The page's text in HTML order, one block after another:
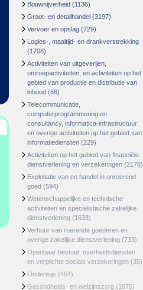
Bouwnijverheid (1136)
Groot- en detailhandel (3197)
Vervoer en opslag (729)
Logies-, maaltijd- en drankverstrekking
(1708)
Activiteiten van uitgeverijen,
omroepactiviteiten, en activiteiten op het
gebied van productie en distributie van
inhoud (66)
Telecommunicatie,
computerprogrammering en
consultancy, informatica-infrastructuur
en overige activiteiten op het gebied van
informatiediensten (229)
Activiteiten op het gebied van financiële
dienstverlening en verzekeringen (2178)
Exploitatie van en handel in onroerend
goed (594)
Wetenschappelijke en technische
activiteiten en specialistische zakelijke
dienstverlening (1633)
Verhuur van roerende goederen en
overige zakelijke dienstverlening (733)
Openbaar bestuur, overheidsdiensten
en verplichte sociale verzekeringen (35)
Onderwijs (464)
Gezondheids- en welzijnszorg (1675)